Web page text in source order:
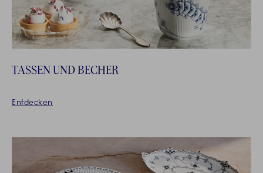
TASSEN UND BECHER
Entdecken